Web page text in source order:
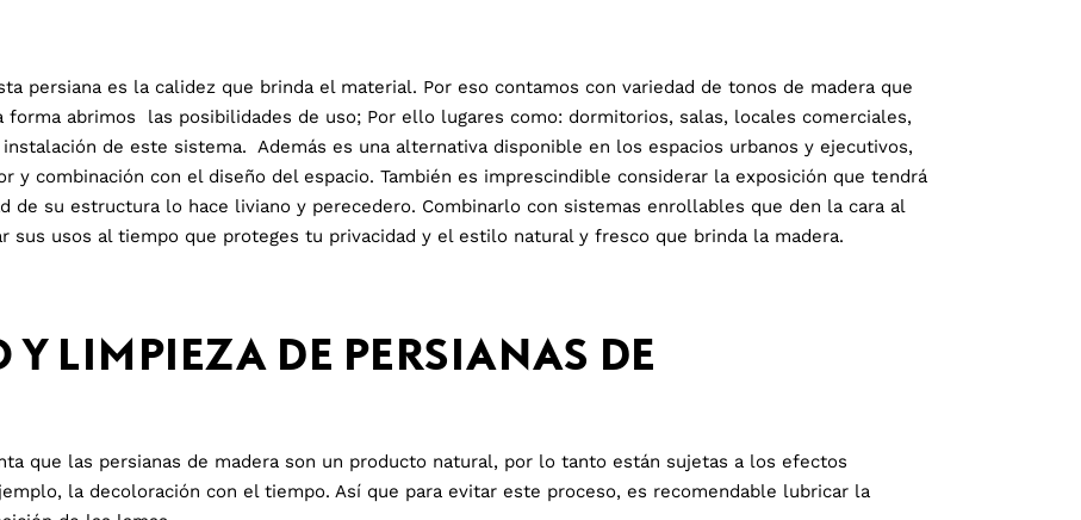
persiana es la calidez que brinda el material. Por eso contamos con variedad de tonos de madera que
forma abrimos las posibilidades de uso; Por ello lugares como: dormitorios, salas, locales comerciales,
de este sistema. Además es una alternativa disponible en los espacios urbanos y ejecutivos,
y combinación con el diseño del espacio. También es imprescindible considerar la exposición que tendrá
de su estructura lo hace liviano y perecedero. Combinarlo con sistemas enrollables que den la cara al
usos al tiempo que proteges tu privacidad y el estilo natural y fresco que brinda la madera.
LIMPIEZA DE PERSIANAS DE
que las persianas de madera son un producto natural, por lo tanto están sujetas a los efectos
la decoloración con el tiempo. Así que para evitar este proceso, es recomendable lubricar la